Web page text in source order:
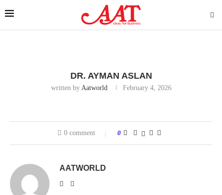
DR. AYMAN ASLAN
written by Aatworld February 4, 2026
0 comment 0
AATWORLD